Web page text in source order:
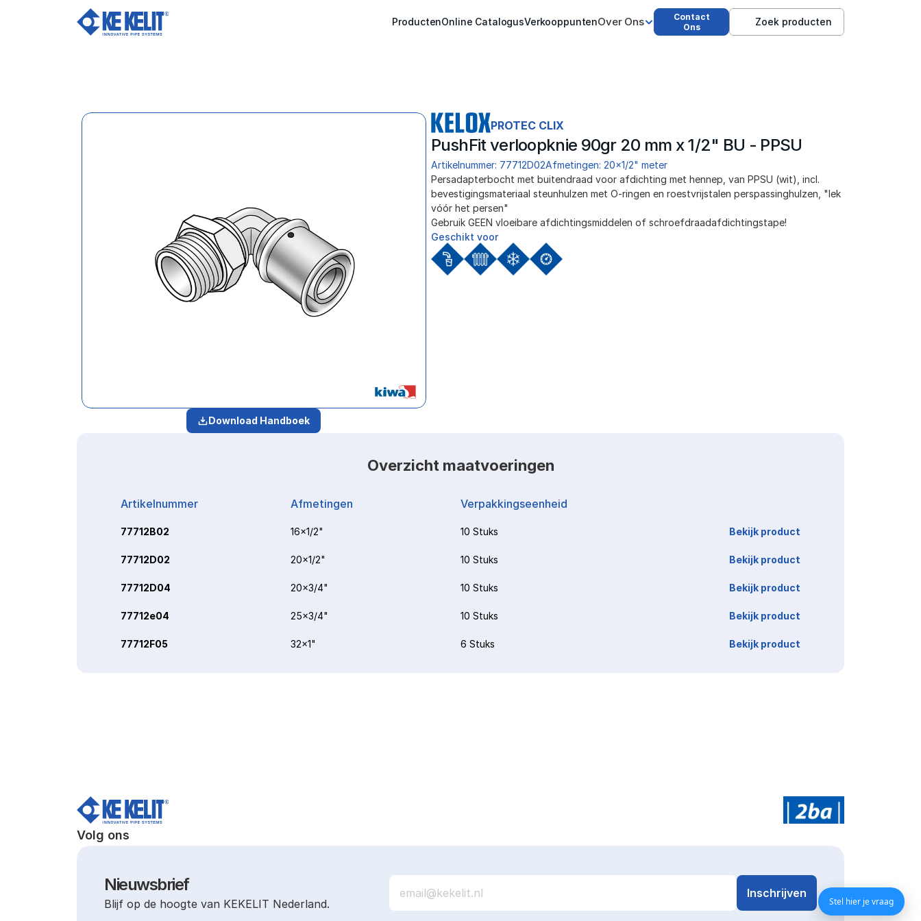
ProductenOnline CatalogusVerkooppuntenOver Ons
Contact
Ons
Zoek producten
Download Handboek
PROTEC CLIX
PushFit verloopknie 90gr 20 mm x 1/2" BU - PPSU
Artikelnummer: 77712D02Afmetingen: 20x1/2" meter
﻿Persadapterbocht met buitendraad voor afdichting met hennep, van PPSU (wit), incl.
bevestigingsmateriaal steunhulzen met O-ringen en roestvrijstalen perspassinghulzen, "lek
vóór het persen"
Gebruik GEEN vloeibare afdichtingsmiddelen of schroefdraadafdichtingstape!
Geschikt voor
Overzicht maatvoeringen
Artikelnummer Afmetingen Verpakkingseenheid
77712B02 16x1/2" 10 Stuks Bekijk product
77712D02 20x1/2" 10 Stuks Bekijk product
77712D04 20x3/4" 10 Stuks Bekijk product
77712e04 25x3/4" 10 Stuks Bekijk product
77712F05 32x1" 6 Stuks Bekijk product
Volg ons
Nieuwsbrief
Blijf op de hoogte van KEKELIT Nederland. Stel hier je vraag